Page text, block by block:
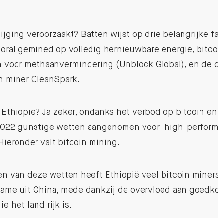
veroorzaakt? Batten wijst op drie belangrijke
gemined op volledig hernieuwbare energie,
voor methaanvermindering (Unblock Global), en de
miner CleanSpark.
Ja zeker, ondanks het verbod op bitcoin
gunstige wetten aangenomen voor 'high-
valt bitcoin mining.
van deze wetten heeft Ethiopië veel bitcoin
uit China, mede dankzij de overvloed aan
het land rijk is.